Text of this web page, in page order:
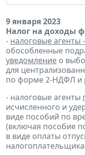
9 января 2023
Налог на доходы
- налоговые агенты
обособленные
уведомление о
для
по форме 2-НДФЛ и
- налоговые агенты
исчисленного и
виде пособий по
(включая пособие
в виде оплаты